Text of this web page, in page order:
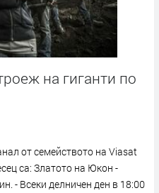
на гиганти по
от семейството на Viasat
са: Златото на Юкон -
- Всеки делничен ден в 18:00